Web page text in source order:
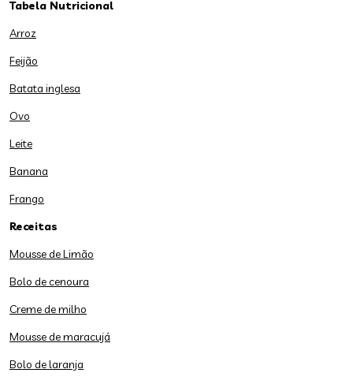
Tabela Nutricional
Arroz
Feijão
Batata inglesa
Ovo
Leite
Banana
Frango
Receitas
Mousse de Limão
Bolo de cenoura
Creme de milho
Mousse de maracujá
Bolo de laranja